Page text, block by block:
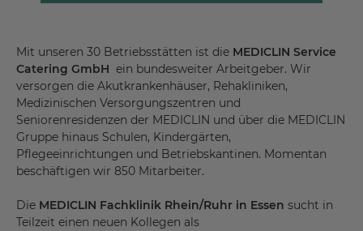
Mit unseren 30 Betriebsstätten ist die MEDICLIN Service
Catering GmbH ein bundesweiter Arbeitgeber. Wir
versorgen die Akutkrankenhäuser, Rehakliniken,
Medizinischen Versorgungszentren und
Seniorenresidenzen der MEDICLIN und über die MEDICLIN
Gruppe hinaus Schulen, Kindergärten,
Pflegeeinrichtungen und Betriebskantinen. Momentan
beschäftigen wir 850 Mitarbeiter.
Die MEDICLIN Fachklinik Rhein/Ruhr in Essen sucht in
Teilzeit einen neuen Kollegen als